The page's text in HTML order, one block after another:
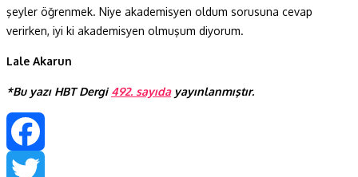
şeyler öğrenmek. Niye akademisyen oldum sorusuna cevap
verirken, iyi ki akademisyen olmuşum diyorum.
Lale Akarun
*Bu yazı HBT Dergi492. sayıdayayınlanmıştır.
Facebook